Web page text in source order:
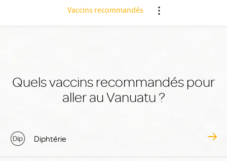
Vaccins recommandés
Quels vaccins recommandés pour
aller au Vanuatu ?
Diphtérie